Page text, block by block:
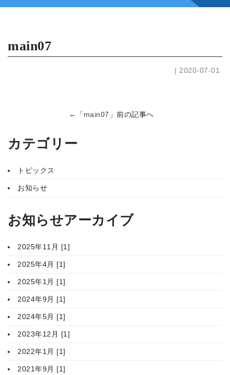
main07
| 2020-07-01
←「 main07 」前の記事へ
カテゴリー
トピックス
お知らせ
お知らせアーカイブ
2025年11月 [1]
2025年4月 [1]
2025年1月 [1]
2024年9月 [1]
2024年5月 [1]
2023年12月 [1]
2022年1月 [1]
2021年9月 [1]